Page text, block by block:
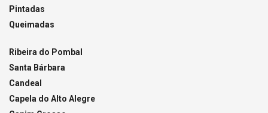
Pintadas
Queimadas
Ribeira do Pombal
Santa Bárbara
Candeal
Capela do Alto Alegre